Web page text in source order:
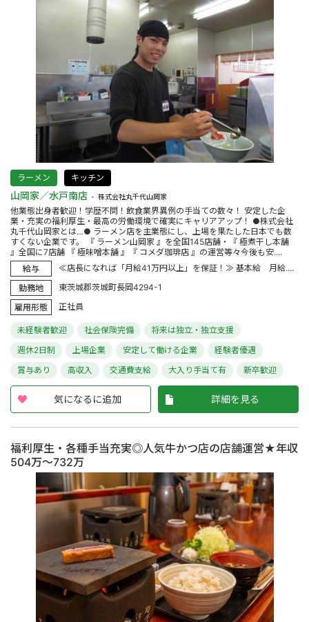
ラーメン キッチン
山岡家／水戸南店 株式会社丸千代山岡家
他業態出身者歓迎！学歴不問！飲食業界異例の手当ての数々！ 安定した企
業・充実の福利厚生・最高の労働環境で確実にキャリアアップ！ ●株式会社
丸千代山岡家とは…● ラーメン店を主業態にし、上場を果たした日本でも数
すくない企業です。 『 ラーメン山岡家 』を全国145店舗・『 極煮干し本舗
』全国に7店舗 『 極味噌本舗 』『 コメダ珈琲店 』の運営等々今後も安....
給与
≪店長になれば「月給41万円以上」を保証！≫ 基本給 月給....
勤務地
東茨城郡茨城町長岡4294-1
雇用形態
正社員
未経験者歓迎 社会保険完備
将来は独立・独立支援
週休2日制
上場企業 安定して働ける企業
経験者優遇
賞与あり
高収入 交通費支給 大入り手当て有 新卒歓迎
気になるに追加 詳細を見る
福利厚生・各種手当充実◎人気牛かつ店の店舗運営★年収
504万～732万